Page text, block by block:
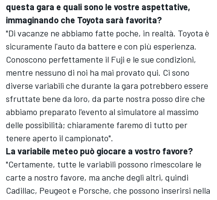
questa gara e quali sono le vostre aspettative,
immaginando che Toyota sarà favorita?
"Di vacanze ne abbiamo fatte poche, in realtà. Toyota è
sicuramente l'auto da battere e con più esperienza.
Conoscono perfettamente il Fuji e le sue condizioni,
mentre nessuno di noi ha mai provato qui. Ci sono
diverse variabili che durante la gara potrebbero essere
sfruttate bene da loro, da parte nostra posso dire che
abbiamo preparato l'evento al simulatore al massimo
delle possibilità; chiaramente faremo di tutto per
tenere aperto il campionato".
La variabile meteo può giocare a vostro favore?
"Certamente, tutte le variabili possono rimescolare le
carte a nostro favore, ma anche degli altri, quindi
Cadillac, Peugeot e Porsche, che possono inserirsi nella